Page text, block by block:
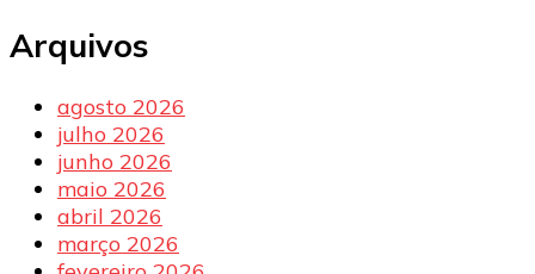
Arquivos
agosto 2026
julho 2026
junho 2026
maio 2026
abril 2026
março 2026